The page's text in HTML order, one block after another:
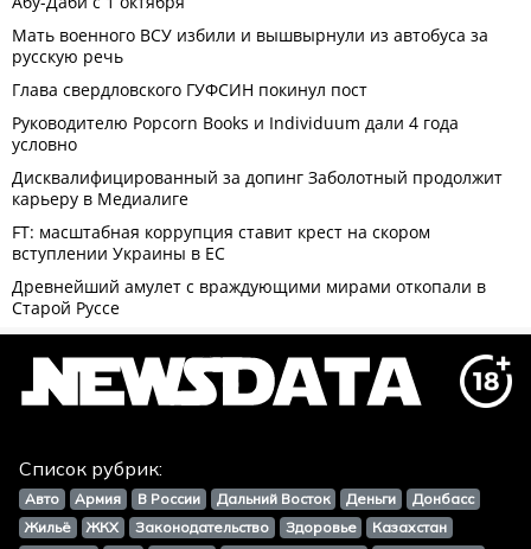
Список рубрик:
Авто Армия В России Дальний Восток Деньги
Донбасс
Жильё
ЖКХ Законодательство Здоровье
Казахстан